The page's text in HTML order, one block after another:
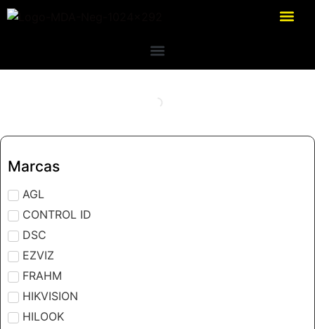
Marcas
AGL
CONTROL ID
DSC
EZVIZ
FRAHM
HIKVISION
HILOOK